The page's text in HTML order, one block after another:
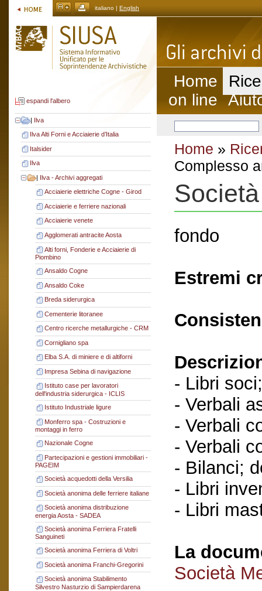
italiano | English
espandi l'albero
| Ilva
Ilva Alti Forni e Acciaierie d’Italia
Italsider
Ilva
| Ilva - Archivi aggregati
Acciaierie elettriche Cogne - Girod
Acciaierie e ferriere nazionali
Acciaierie venete
Agglomerati antracite Aosta
Alti forni, Fonderie e Acciaierie di
Piombino
Ansaldo Cogne
Ansaldo Coke
Breda siderurgica
Cementerie litoranee
Centro ricerche metallurgiche - CRM
Cornigliano spa
Elba S.A. di miniere e di altiforni
Impresa Sebina di navigazione
Istituto case per lavoratori
dell'industria siderurgica - ICLIS
Istituto Industriale ligure
Monferro spa - Costruzioni e
montaggi in ferro
Nazionale Cogne
Partecipazioni e gestioni immobiliari -
PAGEIM
Società acquedotti della Versilia
Società anonima delle ferriere italiane
Società anonima distribuzione
energia Aosta - SADEA
Società anonima Ferriera Fratelli
Sanguineti
Società anonima Ferriera di Voltri
Società anonima Franchi-Gregorini
Società anonima Stabilimento
Silvestro Nasturzio di Sampierdarena
Home
on line
Home »
Complesso
fondo
Estremi
- Libri soci;
- Verbali
- Verbali
- Verbali
- Bilanci;
- Libri
- Libri
La
Società